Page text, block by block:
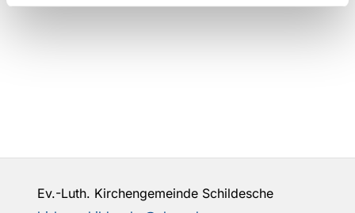
Ev.-Luth. Kirchengemeinde Schildesche